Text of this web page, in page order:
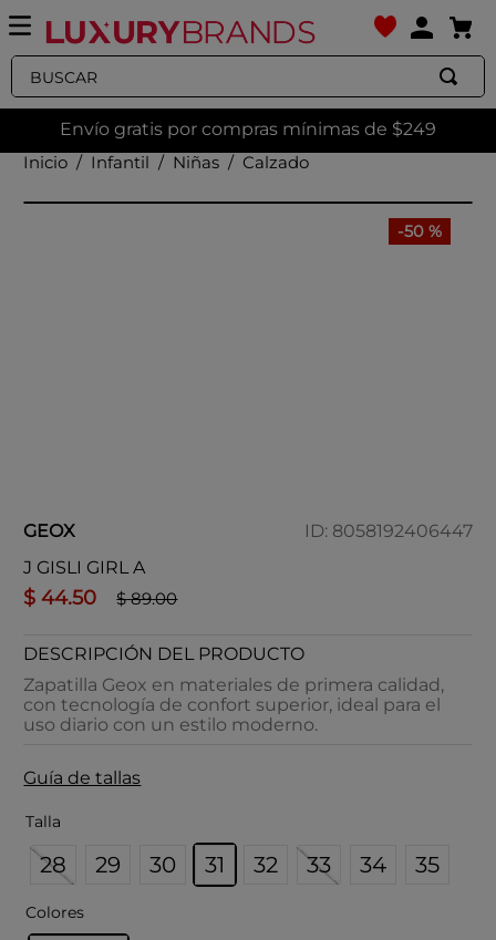
Buscar
Envío gratis por compras mínimas de $249
Infantil
Niñas Calzado
-50 %
GEOX ID: 8058192406447
J GISLI GIRL A
$ 44.50 $ 89.00
DESCRIPCIÓN DEL PRODUCTO
Zapatilla Geox en materiales de primera calidad,
con tecnología de confort superior, ideal para el
uso diario con un estilo moderno.
Guía de tallas
Talla
28 29 30 31 32 33 34 35
Colores